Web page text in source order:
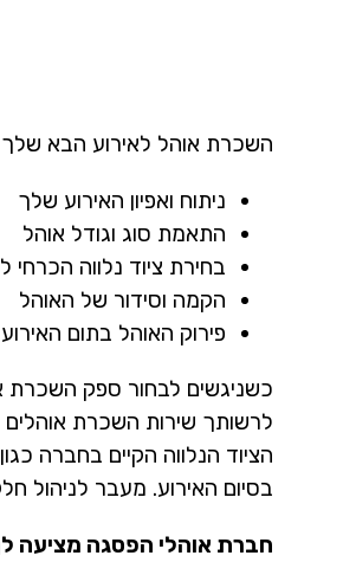
השכרת אוהל לאירוע הבא
ניתוח ואפיון האירוע שלך
התאמת סוג וגודל אוהל
בחירת ציוד נלווה הכרחי
הקמה וסידור של האוהל
פירוק האוהל בתום האירוע
כשניגשים לבחור ספק השכרת
לרשותך שירות השכרת אוהלים
הציוד הנלווה הקיים בחברה כגון
בסיום האירוע. מעבר לניהול
חברת אוהלי הפסגה מציעה לך